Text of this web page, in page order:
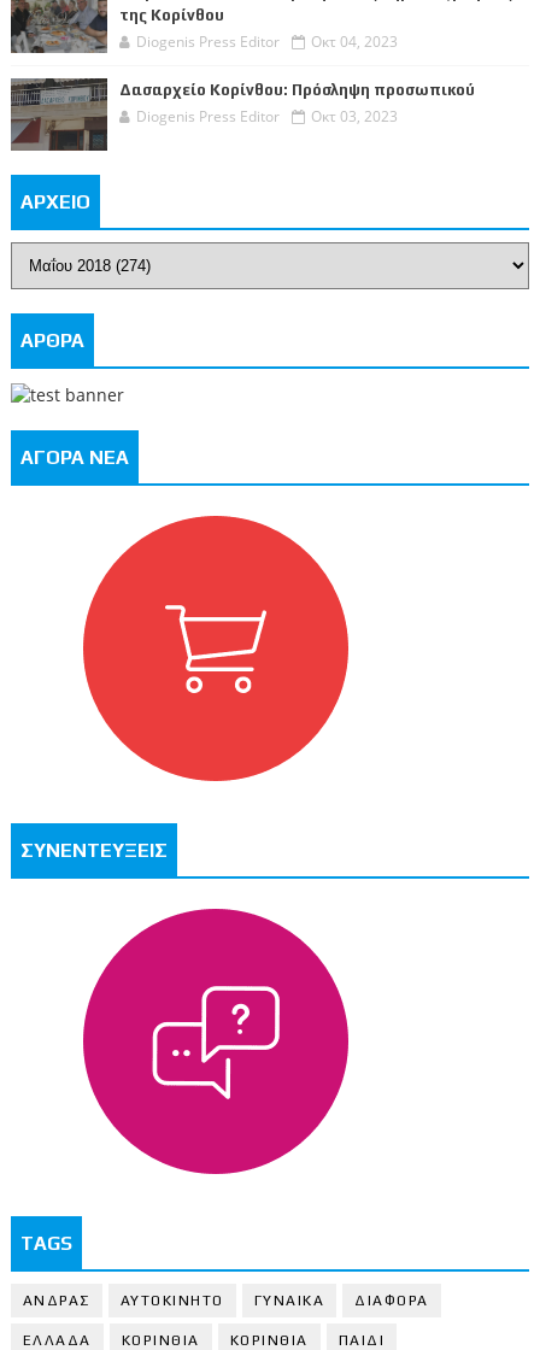
της Κορίνθου
Diogenis Press Editor Οκτ 04, 2023
Δασαρχείο Κορίνθου: Πρόσληψη προσωπικού
Diogenis Press Editor Οκτ 03, 2023
ΑΡΧΕΙΟ
ΑΡΘΡΑ
ΑΓΟΡΑ ΝΕΑ
ΣΥΝΕΝΤΕΥΞΕΙΣ
TAGS
ΑΝΔΡΑΣ ΑΥΤΟΚΙΝΗΤΟ ΓΥΝΑΙΚΑ ΔΙΑΦΟΡΑ
ΕΛΛΑΔΑ ΚΟΡΙΝΘΙΑ ΚΟΡΙΝΘΙA ΠΑΙΔΙ